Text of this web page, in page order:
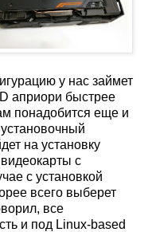
у нас займет
априори быстрее
понадобится еще и
на установку
с
с установкой
всего выберет
все
и под Linux-based